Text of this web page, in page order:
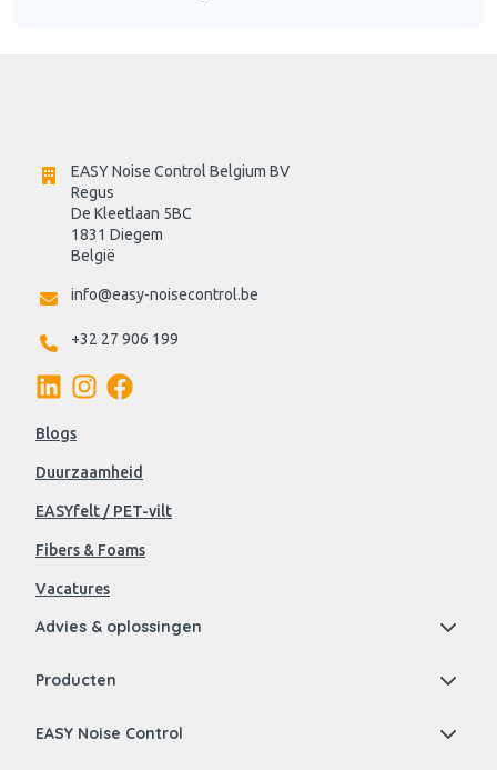
EASY Noise Control Belgium BV
Regus
De Kleetlaan 5BC
1831 Diegem
België
info@easy-noisecontrol.be
+32 27 906 199
Blogs
Duurzaamheid
EASYfelt / PET-vilt
Fibers & Foams
Vacatures
Advies & oplossingen
Producten
EASY Noise Control